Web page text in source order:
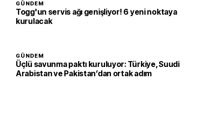
GÜNDEM
Togg'un servis ağı genişliyor! 6 yeni noktaya
kurulacak
GÜNDEM
Üçlü savunma paktı kuruluyor: Türkiye, Suudi
Arabistan ve Pakistan’dan ortak adım